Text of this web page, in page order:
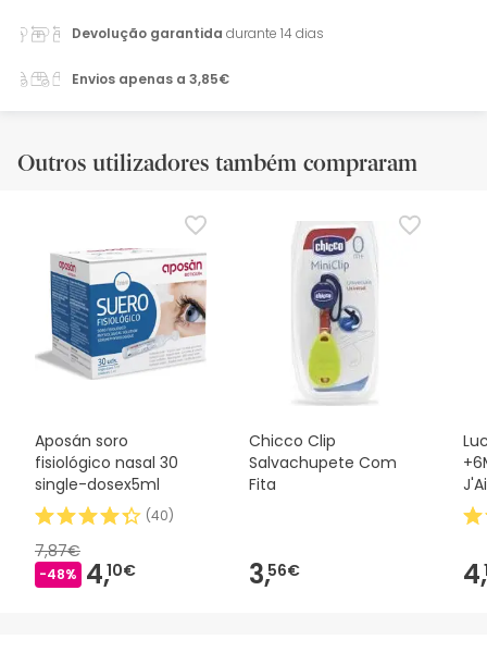
Devolução garantida durante 14 dias
Envios apenas a 3,85€
Outros utilizadores também compraram
Aposán soro
fisiológico nasal 30
single-dosex5ml
(40)
7,87€
-48% 4,10€
Chicco Clip
Salvachupete Com
Fita
3,56€ 4,